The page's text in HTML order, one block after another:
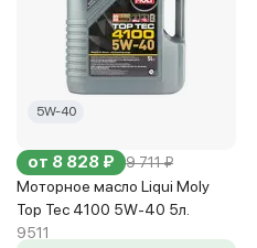
5W-40
от 8 828 ₽ 9 711 ₽
Моторное масло Liqui Moly
Top Tec 4100 5W-40 5л.
9511